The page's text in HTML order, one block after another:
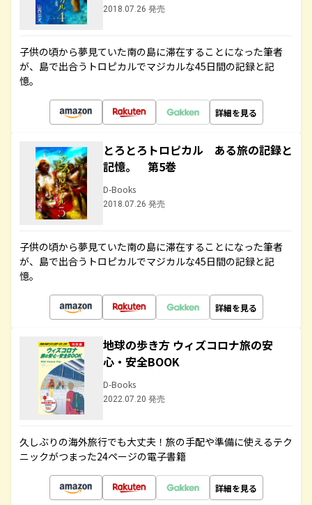
2018.07.26 発売
子供の頃から夢見ていた南の島に滞在することになった筆者
が、島で出合うトロピカルでマジカルな45日間の記録と記
憶。
詳細を見る
とろとろトロピカル ある旅の記録と
記憶。 第5巻
D-Books
2018.07.26 発売
子供の頃から夢見ていた南の島に滞在することになった筆者
が、島で出合うトロピカルでマジカルな45日間の記録と記
憶。
詳細を見る
地球の歩き方 ウィズコロナ旅の安
心・安全BOOK
D-Books
2022.07.20 発売
久しぶりの海外旅行でも大丈夫！旅の手配や準備に使えるテク
ニックがつまった24ページの電子書籍
詳細を見る